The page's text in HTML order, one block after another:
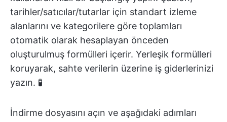
tarihler/satıcılar/tutarlar için standart izleme
alanlarını ve kategorilere göre toplamları
otomatik olarak hesaplayan önceden
oluşturulmuş formülleri içerir. Yerleşik formülleri
koruyarak, sahte verilerin üzerine iş giderlerinizi
yazın. 🧪
İndirme dosyasını açın ve aşağıdaki adımları